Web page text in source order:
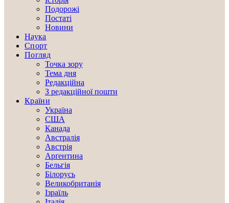
Подорожі
Постаті
Новини
Наука
Спорт
Погляд
Точка зору
Тема дня
Редакційна
З редакційної пошти
Країни
Україна
США
Канада
Австралія
Австрія
Арґентина
Бельгія
Білорусь
Великобританія
Ізраїль